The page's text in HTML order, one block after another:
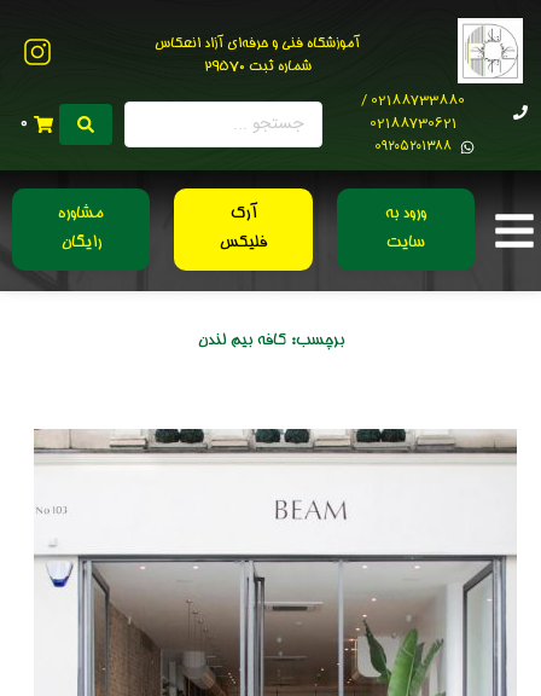
آموزشگاه فنی و حرفه‌ای آزاد انعکاس
شماره ثبت 29570
02188733880 /
02188730621
0۹۲۰۵۲۰۱۳۸۸
0
ورود به
سایت
آرک
فلیکس
مشاوره
رایگان
برچسب:کافه بیم لندن